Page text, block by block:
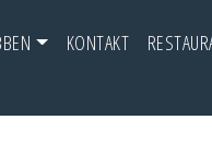
KONTAKT